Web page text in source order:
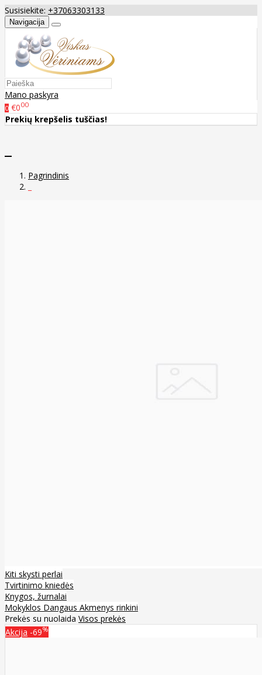
Susisiekite: +37063303133
Navigacija
Mano paskyra
0 €000
Prekių krepšelis tuščias!
Pagrindinis
Kiti skysti perlai
Tvirtinimo kniedės
Knygos, žurnalai
Mokyklos Dangaus Akmenys rinkini
Prekės su nuolaida Visos prekės
Akcija -69%